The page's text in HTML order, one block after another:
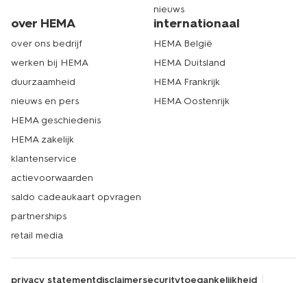
nieuws
over HEMA
over ons bedrijf
werken bij HEMA
duurzaamheid
nieuws en pers
HEMA geschiedenis
HEMA zakelijk
klantenservice
actievoorwaarden
saldo cadeaukaart opvragen
partnerships
retail media
internationaal
HEMA België
HEMA Duitsland
HEMA Frankrijk
HEMA Oostenrijk
privacy statementdisclaimersecuritytoegankelijkheid